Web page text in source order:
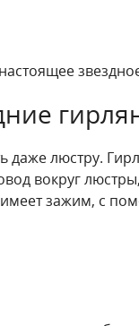
даже люстру.
вокруг
зажим, с